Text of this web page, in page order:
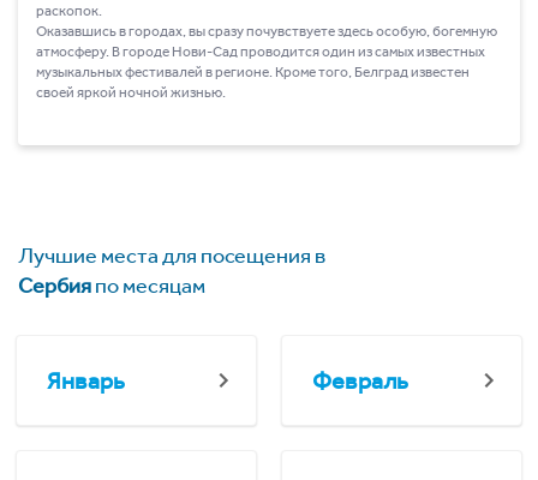
раскопок.
Оказавшись в городах, вы сразу почувствуете здесь особую, богемную
атмосферу. В городе Нови-Сад проводится один из самых известных
музыкальных фестивалей в регионе. Кроме того, Белград известен
своей яркой ночной жизнью.
Лучшие места для посещения в
Сербияпо месяцам
Январь Февраль